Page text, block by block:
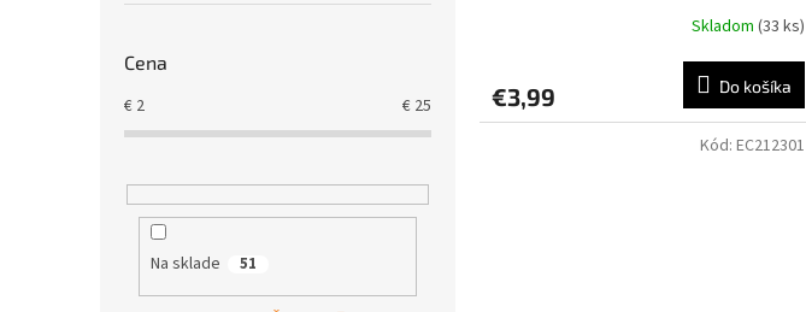
Cena
€ 2 € 25
Na sklade 51
Skladom (33 ks)
€3,99 Do košíka
Kód: EC212301